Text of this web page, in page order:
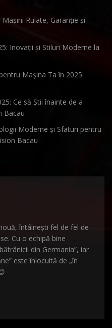
Rulate, Garanție și
Inovații și Stiluri Moderne la
Mașina Ta în 2025:
Ce să Știi înainte de a
Bacau
Moderne și Sfaturi pentru
Bacau
întâlnești fel de fel de
Cu o echipă bine
din Germania”, iar
este înlocuită de „în